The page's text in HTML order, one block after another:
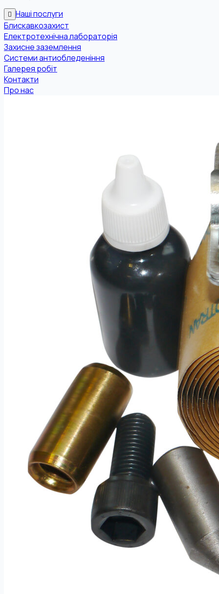
Наші послуги
Блискавкозахист
Електротехнічна лабораторія
Захисне заземлення
Системи антиобледеніння
Галерея робіт
Контакти
Про нас